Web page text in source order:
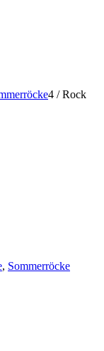
4 / Rock
, Sommerröcke